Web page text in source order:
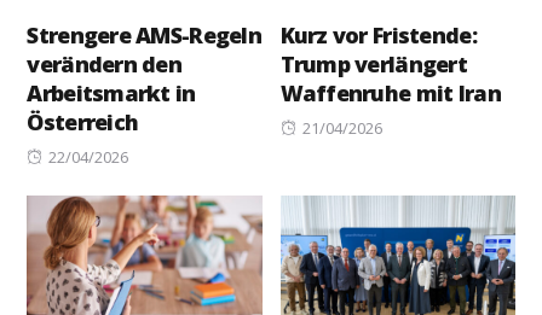
Strengere AMS-Regeln
verändern den
Arbeitsmarkt in
Österreich
Posted
22/04/2026
Kurz vor Fristende:
Trump verlängert
Waffenruhe mit Iran
Posted
21/04/2026